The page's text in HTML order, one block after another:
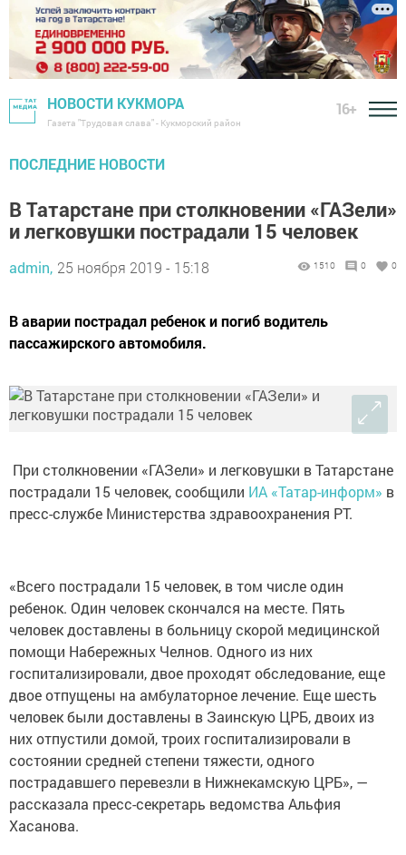
НОВОСТИ КУКМОРА
Газета "Трудовая слава" - Кукморский район
16+
ПОСЛЕДНИЕ НОВОСТИ
В Татарстане при столкновении «ГАЗели»
и легковушки пострадали 15 человек
admin, 25 ноября 2019 - 15:18 1510 0 0
В аварии пострадал ребенок и погиб водитель
пассажирского автомобиля.
При столкновении «ГАЗели» и легковушки в Татарстане
пострадали 15 человек, сообщили ИА «Татар-информ» в
пресс-службе Министерства здравоохранения РТ.
«Всего пострадали 15 человек, в том числе один
ребенок. Один человек скончался на месте. Пять
человек доставлены в больницу скорой медицинской
помощи Набережных Челнов. Одного из них
госпитализировали, двое проходят обследование, еще
двое отпущены на амбулаторное лечение. Еще шесть
человек были доставлены в Заинскую ЦРБ, двоих из
них отпустили домой, троих госпитализировали в
состоянии средней степени тяжести, одного
пострадавшего перевезли в Нижнекамскую ЦРБ», —
рассказала пресс-секретарь ведомства Альфия
Хасанова.